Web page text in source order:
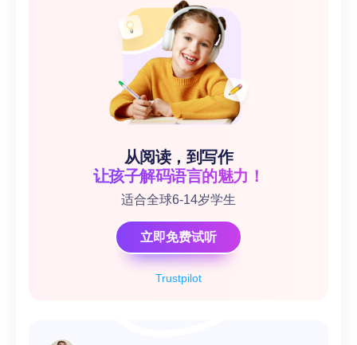
Trustpilot
从阅读，到写作
让孩子解码语言的魅力！
适合全球6-14岁学生
立即免费试听